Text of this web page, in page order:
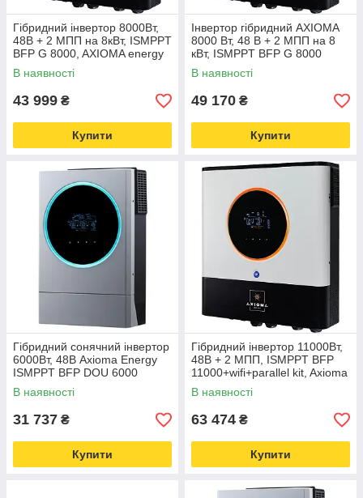
Гібридний інвертор 8000Вт,
48В + 2 МПП на 8кВт, ISMPPT
BFP G 8000, AXIOMA energy
В наявності
43 999 ₴
Купити
Інвертор гібридний AXIOMA
8000 Вт, 48 В + 2 МПП на 8
кВт, ISMPPT BFP G 8000
В наявності
49 170 ₴
Купити
Гібридний сонячний інвертор
6000Вт, 48В Axioma Energy
ISMPPT BFP DOU 6000
В наявності
31 737 ₴
Купити
Гібридний інвертор 11000Вт,
48В + 2 МПП, ISMPPT BFP
11000+wifi+parallel kit, Axioma
Energy
В наявності
63 474 ₴
Купити